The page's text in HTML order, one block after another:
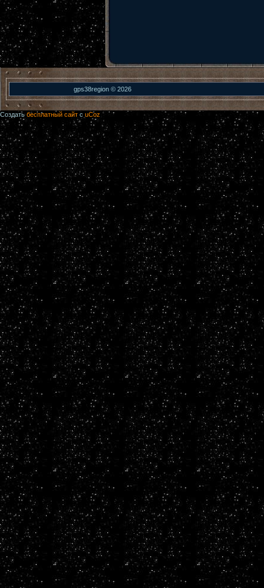
gps38region © 2026
Создатьбесплатный сайт с uCoz